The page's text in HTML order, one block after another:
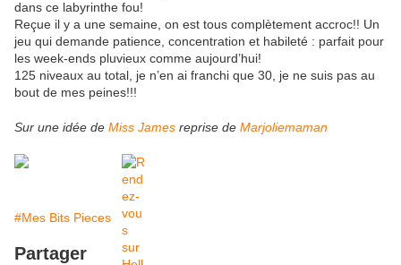
dans ce labyrinthe fou!
Reçue il y a une semaine, on est tous complètement accroc!! Un
jeu qui demande patience, concentration et habileté : parfait pour
les week-ends pluvieux comme aujourd’hui!
125 niveaux au total, je n’en ai franchi que 30, je ne suis pas au
bout de mes peines!!!
Sur une idée de Miss James reprise de Marjoliemaman
#Mes Bits Pieces
Partager